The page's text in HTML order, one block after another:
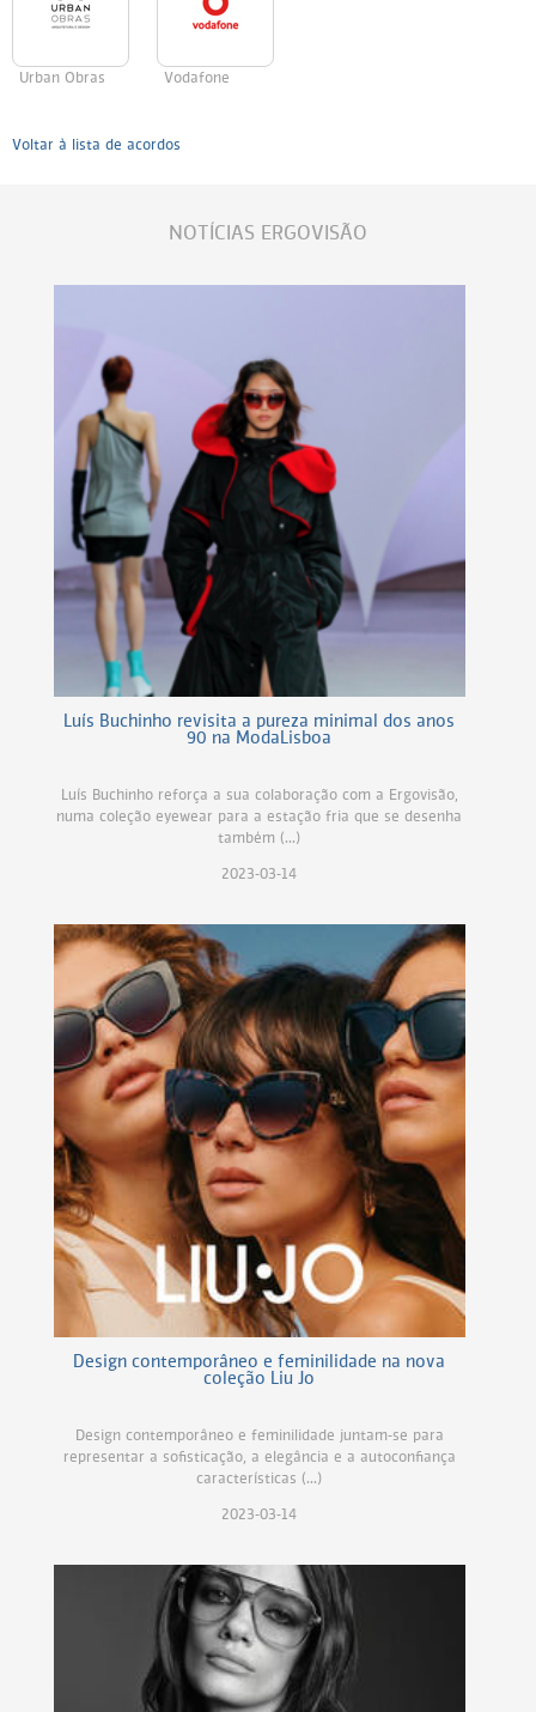
Urban Obras Vodafone
Voltar à lista de acordos
NOTÍCIAS ERGOVISÃO
Luís Buchinho revisita a pureza minimal dos anos
90 na ModaLisboa
Luís Buchinho reforça a sua colaboração com a Ergovisão,
numa coleção eyewear para a estação fria que se desenha
também (...)
2023-03-14
Design contemporâneo e feminilidade na nova
coleção Liu Jo
Design contemporâneo e feminilidade juntam-se para
representar a sofisticação, a elegância e a autoconfiança
características (...)
2023-03-14